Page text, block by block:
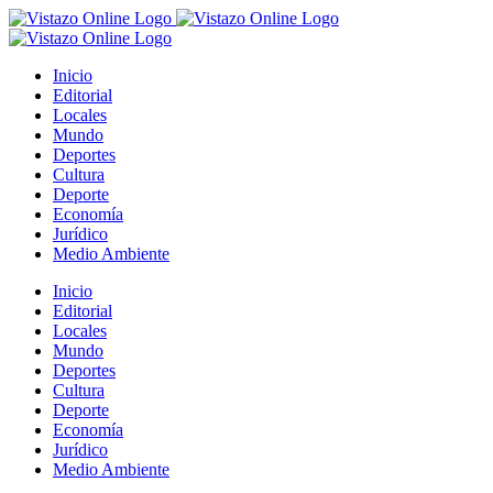
Saltar
al
Inicio
Editorial
Locales
Mundo
Deportes
Cultura
Deporte
Economía
Jurídico
Medio Ambiente
Inicio
Editorial
Locales
Mundo
Deportes
Cultura
Deporte
Economía
Jurídico
Medio Ambiente